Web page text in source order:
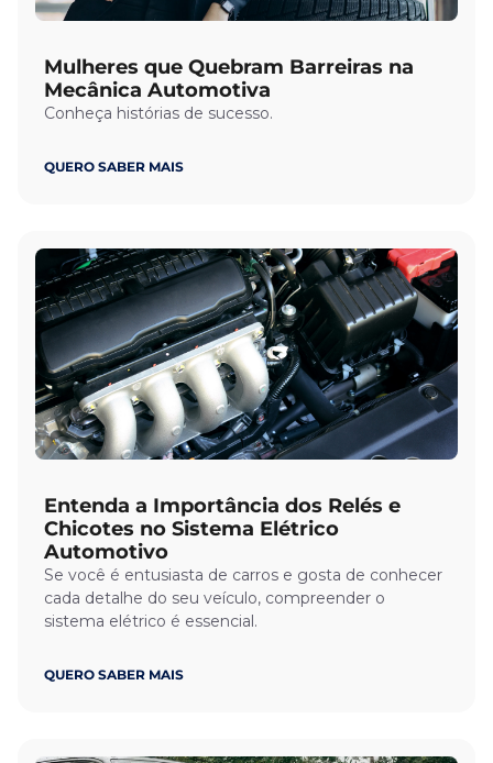
Mulheres que Quebram Barreiras na
Mecânica Automotiva
Conheça histórias de sucesso.
QUERO SABER MAIS
Entenda a Importância dos Relés e
Chicotes no Sistema Elétrico
Automotivo
Se você é entusiasta de carros e gosta de conhecer
cada detalhe do seu veículo, compreender o
sistema elétrico é essencial.
QUERO SABER MAIS